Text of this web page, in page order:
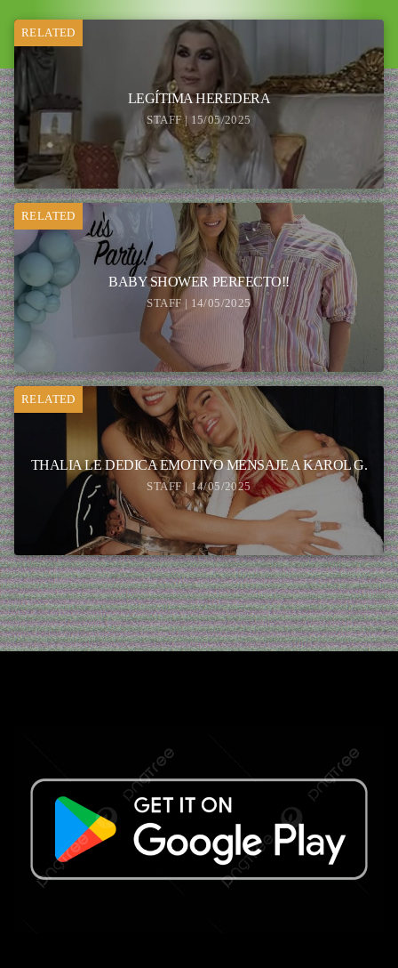
RELATED
LEGÍTIMA HEREDERA
STAFF | 15/05/2025
RELATED
BABY SHOWER PERFECTO!!
STAFF | 14/05/2025
RELATED
THALIA LE DEDICA EMOTIVO MENSAJE A KAROL G.
STAFF | 14/05/2025